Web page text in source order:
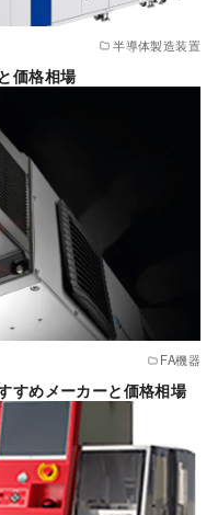
半導体製造装置
価格相場
FA機器
すめメーカーと価格相場